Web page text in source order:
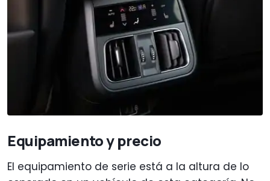
Equipamiento y precio
El equipamiento de serie está a la altura de lo